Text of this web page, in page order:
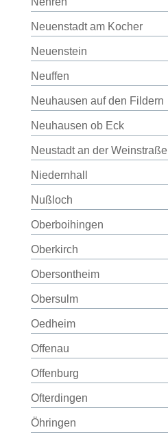
Neuenstadt am Kocher
Neuenstein
Neuffen
Neuhausen auf den Fildern
Neuhausen ob Eck
Neustadt an der Weinstraße
Niedernhall
Nußloch
Oberboihingen
Oberkirch
Obersontheim
Obersulm
Oedheim
Offenau
Offenburg
Ofterdingen
Öhringen